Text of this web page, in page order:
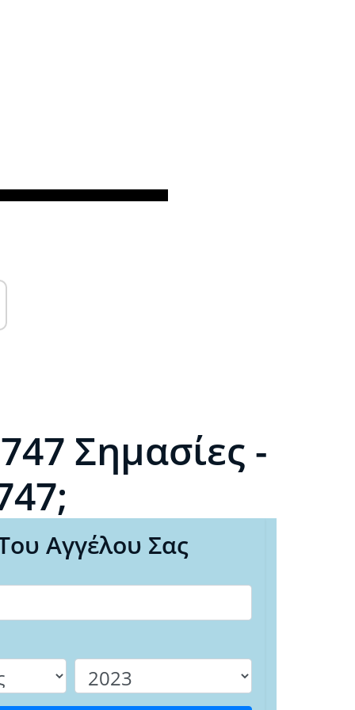
Σημασίες -
Αγγέλου Σας